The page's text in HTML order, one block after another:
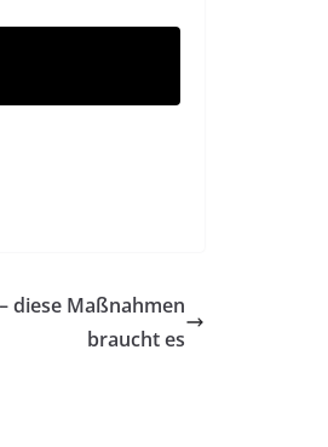
diese Maßnahmen
braucht es